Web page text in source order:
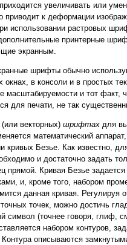
увеличивать или
приводит к деформации
использовании растровых
принтерные
экранным.
шрифты обычно
окнах, в консоли и в простых
масштабируемости и тот факт,
для печати, не так
(или векторных) шрифтах для
математический
кривых Безье. Как известно,
и достаточно задать
прямой. Кривая Безье
и, кроме того, набором
данная кривая. Регулируя
точек, можно достичь
символ (точнее говоря, глиф,
набором контуров,
Контура описываются